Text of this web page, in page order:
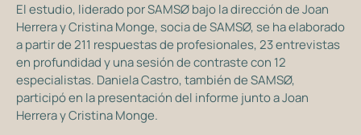
El estudio, liderado por SAMSØ bajo la dirección de Joan
Herrera y Cristina Monge, socia de SAMSØ, se ha elaborado
a partir de 211 respuestas de profesionales, 23 entrevistas
en profundidad y una sesión de contraste con 12
especialistas. Daniela Castro, también de SAMSØ,
participó en la presentación del informe junto a Joan
Herrera y Cristina Monge.